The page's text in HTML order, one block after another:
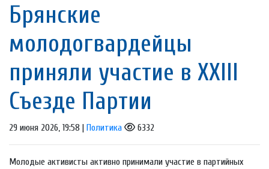
Брянские
молодогвардейцы
приняли участие в XXIII
Съезде Партии
29 июня 2026, 19:58 | Политика 6332
Молодые активисты активно принимали участие в партийных